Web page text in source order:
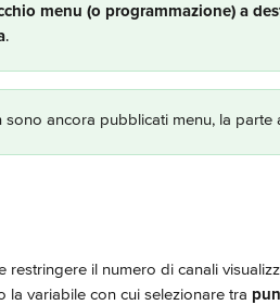
menu (o programmazione) a
.
sono ancora pubblicati menu, la
restringere il numero di canali
la variabile con cui selezionare tra